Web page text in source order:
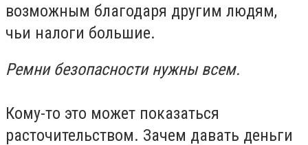
возможным благодаря другим людям,
чьи налоги большие.
Ремни безопасности нужны всем.
Кому-то это может показаться
расточительством. Зачем давать деньги